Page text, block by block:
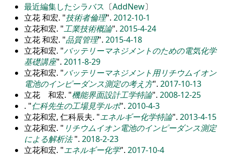
最近編集したシラバス 〔AddNew〕
立花 和宏. 技術者倫理 . 2012-10-1
立花和宏. 工業技術概論 . 2015-4-24
立花 和宏. 品質管理 . 2015-4-18
立花和宏. バッテリーマネジメントのための電気化学
基礎講座 . 2011-8-29
立花和宏. バッテリーマネジメント用リチウムイオン
電池のインピーダンス測定の考え方 . 2017-10-13
立花 和宏. 機能界面設計工学特論 . 2008-12-25
. 仁科先生の工場見学ルポ . 2010-4-3
立花和宏, 仁科辰夫. エネルギー化学特論 . 2013-4-15
立花和宏.
リチウムイオン電池のインピーダンス測定
による解析法 . 2018-2-23
立花和宏. エネルギー化学 . 2017-10-4